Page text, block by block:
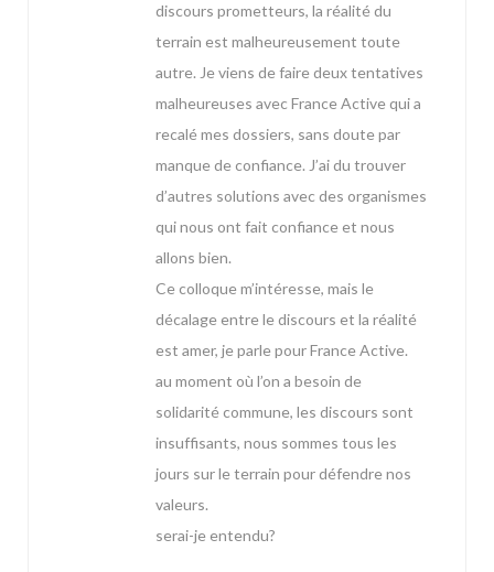
discours prometteurs, la réalité du
terrain est malheureusement toute
autre. Je viens de faire deux tentatives
malheureuses avec France Active qui a
recalé mes dossiers, sans doute par
manque de confiance. J’ai du trouver
d’autres solutions avec des organismes
qui nous ont fait confiance et nous
allons bien.
Ce colloque m’intéresse, mais le
décalage entre le discours et la réalité
est amer, je parle pour France Active.
au moment où l’on a besoin de
solidarité commune, les discours sont
insuffisants, nous sommes tous les
jours sur le terrain pour défendre nos
valeurs.
serai-je entendu?